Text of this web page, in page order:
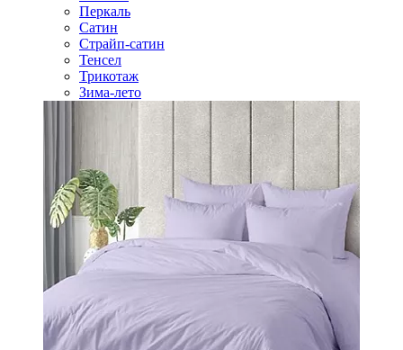
Перкаль
Сатин
Страйп-сатин
Тенсел
Трикотаж
Зима-лето